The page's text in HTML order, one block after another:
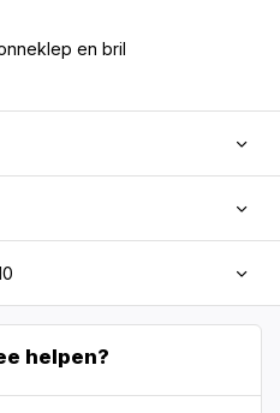
en bril
helpen?